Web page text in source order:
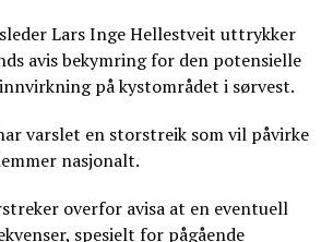
Lars Inge Hellestveit uttrykker
avis bekymring for den potensielle
på kystområdet i sørvest.
varslet en storstreik som vil påvirke
nasjonalt.
overfor avisa at en eventuell
spesielt for pågående